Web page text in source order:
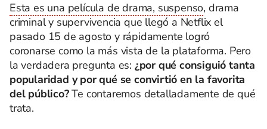
Esta es una película de drama, suspenso, drama
criminal y supervivencia que llegó a Netflix el
pasado 15 de agosto y rápidamente logró
coronarse como la más vista de la plataforma. Pero
la verdadera pregunta es: ¿por qué consiguió tanta
popularidad y por qué se convirtió en la favorita
del público?Te contaremos detalladamente de qué
trata.